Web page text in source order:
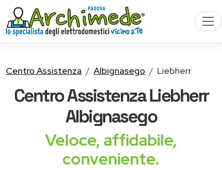
Centro Assistenza Albignasego Liebherr
Centro AssistenzaLiebherr
Albignasego
Veloce, affidabile,
conveniente.